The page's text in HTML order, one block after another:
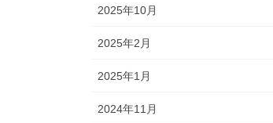
2025年10月
2025年2月
2025年1月
2024年11月